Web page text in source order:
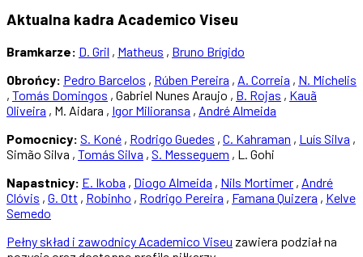
Aktualna kadra Academico Viseu
Bramkarze: D. Gril , Matheus , Bruno Brígido
Obrońcy: Pedro Barcelos , Rúben Pereira , A. Correia , N. Michelis
, Tomás Domingos , Gabriel Nunes Araujo , B. Rojas , Kauã
Oliveira , M. Aidara , Igor Milioransa , André Almeida
Pomocnicy: S. Koné , Rodrigo Guedes , C. Kahraman , Luís Silva ,
Simão Silva , Tomás Silva , S. Messeguem , L. Gohi
Napastnicy: E. Ikoba , Diogo Almeida , Nils Mortimer , André
Clóvis , G. Ott , Robinho , Rodrigo Pereira , Famana Quizera , Kelve
Semedo
Pełny skład i zawodnicy Academico Viseu zawiera podział na